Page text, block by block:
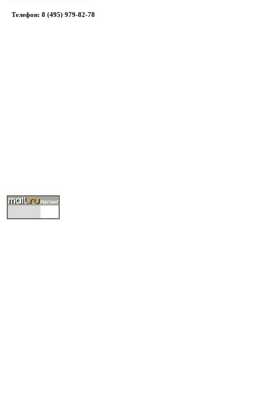
Телефон: 8 (495) 979-82-78